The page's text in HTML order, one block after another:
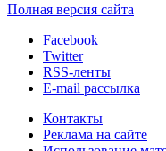
Полная версия сайта
Facebook
Twitter
RSS-ленты
E-mail рассылка
Контакты
Реклама на сайте